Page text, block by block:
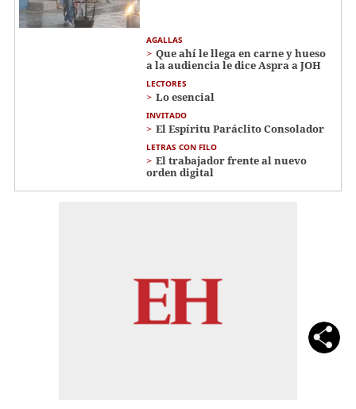
AGALLAS
Que ahí le llega en carne y hueso
a la audiencia le dice Aspra a JOH
LECTORES
Lo esencial
INVITADO
El Espíritu Paráclito Consolador
LETRAS CON FILO
El trabajador frente al nuevo
orden digital